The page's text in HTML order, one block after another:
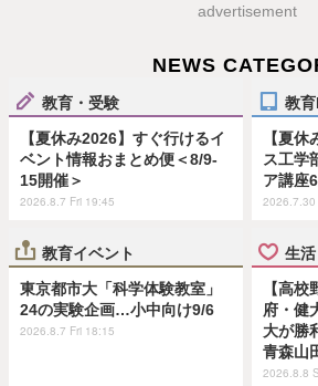
advertisement
NEWS
教育・受験
【夏休み2026】すぐ行けるイ
ベント情報おまとめ便＜8/9-
15開催＞
2026.8.7 Fri 19:45
教
【夏
ス工学
ア講座
教育イベント
東京都市大「科学体験教室」
24の実験企画…小中向け9/6
2026.8.7 Fri 18:15
生
【高
府・健
大が勝
青森山
2026.8.8